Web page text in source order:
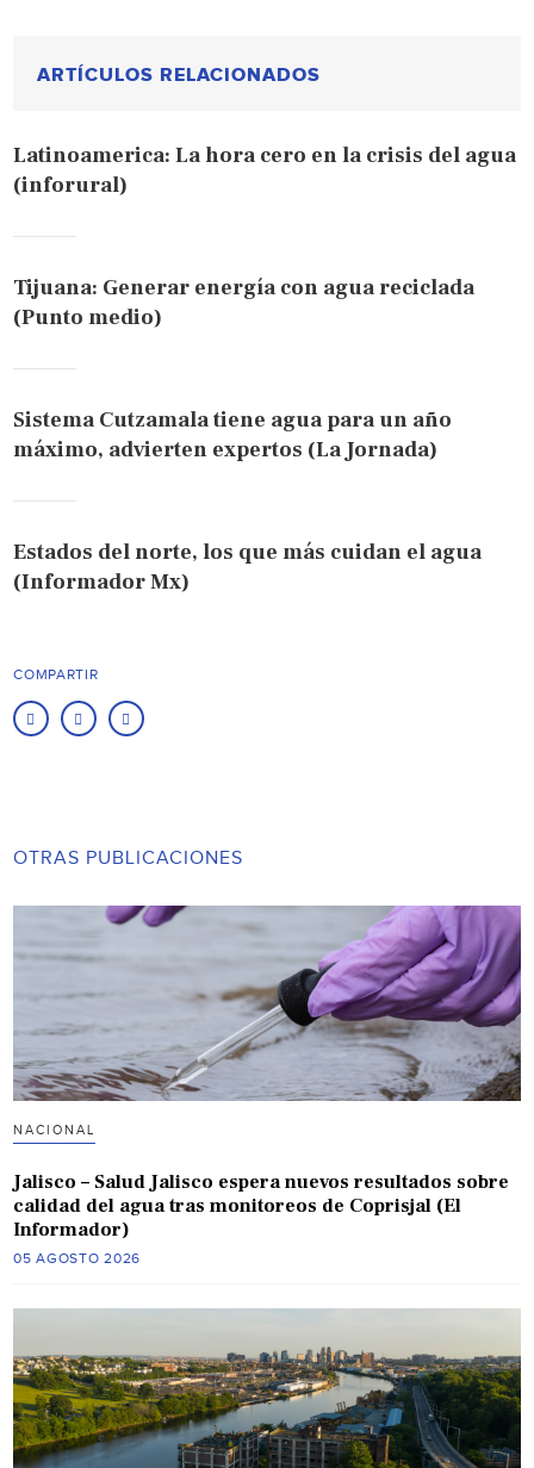
ARTÍCULOS RELACIONADOS
Latinoamerica: La hora cero en la crisis del agua
(inforural)
Tijuana: Generar energía con agua reciclada
(Punto medio)
Sistema Cutzamala tiene agua para un año
máximo, advierten expertos (La Jornada)
Estados del norte, los que más cuidan el agua
(Informador Mx)
COMPARTIR
OTRAS PUBLICACIONES
NACIONAL
Jalisco – Salud Jalisco espera nuevos resultados sobre
calidad del agua tras monitoreos de Coprisjal (El
Informador)
05 AGOSTO 2026